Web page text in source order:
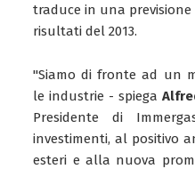
traduce in una
risultati del 2013.
"Siamo di fronte ad un
le industrie - spiega
Presidente di
investimenti, al positivo
esteri e alla nuova